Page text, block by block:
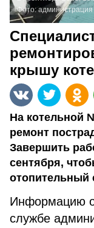
Фото:администрация
крышу
На котельной
ремонт
Завершить
сентября,
отопительный
Информацию
службе